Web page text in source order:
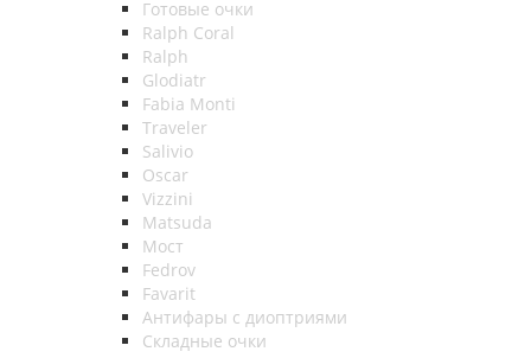
Готовые очки
Ralph Coral
Ralph
Glodiatr
Fabia Monti
Traveler
Salivio
Oscar
Vizzini
Matsuda
Мост
Fedrov
Favarit
Антифары с диоптриями
Складные очки